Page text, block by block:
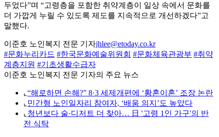
두었다”며 “고령층을 포함한 취약계층이 일상 속에서 문화를
더 가깝게 누릴 수 있도록 제도를 지속적으로 개선하겠다”고
말했다.
이준호 노인복지 전문 기자jhlee@etoday.co.kr
#문화누리카드 #한국문화예술위원회 #문화체육관광부 #취약
계층지원 #기초생활수급자
이준호 노인복지 전문 기자의 주요 뉴스
⌞ “해로하면 손해?” 8·3 세제개편에 ‘황혼이혼’ 조장 논란
⌞ 민간형 노인일자리 참여자, ‘배움 의지’도 높았다
⌞ 청년보다 술·디저트 더 찾아… 日 '고령 1인 가구'의 반
전 식탁